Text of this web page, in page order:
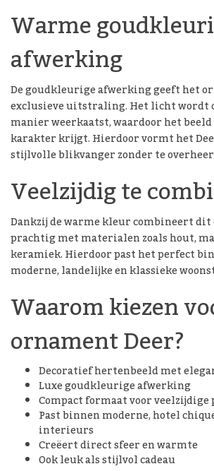
Warme
afwerking
De goudkleurige afwerking geeft het
exclusieve uitstraling. Het licht wordt
manier weerkaatst, waardoor het
karakter krijgt. Hierdoor vormt het
stijlvolle blikvanger zonder te
Veelzijdig te
Dankzij de warme kleur combineert
prachtig met materialen zoals hout,
keramiek. Hierdoor past het perfect
moderne, landelijke en klassieke
Waarom kiezen
ornament Deer?
Decoratief hertenbeeld met
Luxe goudkleurige afwerking
Compact formaat voor
Past binnen moderne, hotel
interieurs
Creëert direct sfeer en warmte
Ook leuk als stijlvol cadeau